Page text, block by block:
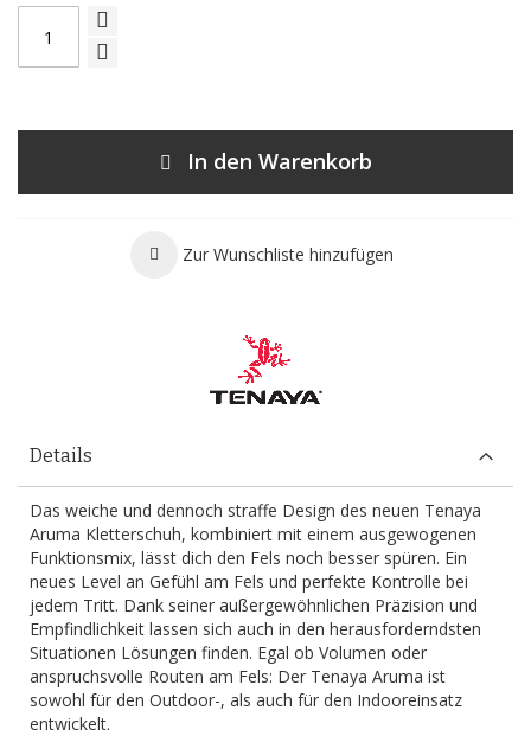
In den Warenkorb
Zur Wunschliste hinzufügen
Details
Das weiche und dennoch straffe Design des neuen Tenaya
Aruma Kletterschuh, kombiniert mit einem ausgewogenen
Funktionsmix, lässt dich den Fels noch besser spüren. Ein
neues Level an Gefühl am Fels und perfekte Kontrolle bei
jedem Tritt. Dank seiner außergewöhnlichen Präzision und
Empfindlichkeit lassen sich auch in den herausforderndsten
Situationen Lösungen finden. Egal ob Volumen oder
anspruchsvolle Routen am Fels: Der Tenaya Aruma ist
sowohl für den Outdoor-, als auch für den Indooreinsatz
entwickelt.